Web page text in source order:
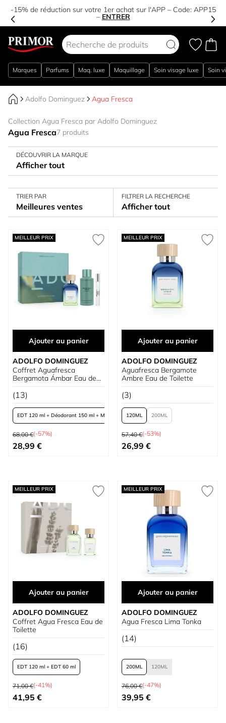
-15% de réduction sur votre 1er achat sur l'APP – Code: APP15
– ENTRER
Marques Parfums Maq. luxe Maquillage Soin visage luxe Soin
Adolfo Dominguez Agua Fresca
Collection Agua Fresca par Adolfo Dominguez
Agua Fresca7 produits
DÉCOUVRIR LA MARQUE
Afficher tout
TRIER PAR
Meilleures ventes
FILTRER LA RECHERCHE
Afficher tout
MEILLEUR PRIX
Ajouter au panier
ADOLFO DOMINGUEZ
Coffret Aguafresca
Bergamota Ámbar Eau de
Toilette
(13)
EDT 120 ml + Déodorant 150 ml + Mini
Prix normal
68,00 €(-57%)
À partir de
28,99 €
MEILLEUR PRIX
Ajouter au panier
ADOLFO DOMINGUEZ
Aguafresca Bergamote
Ambre Eau de Toilette
(3)
120 200
Prix normal
57,40 €(-53%)
À partir de
26,99 €
MEILLEUR PRIX
Ajouter au panier
ADOLFO DOMINGUEZ
Coffret Agua Fresca Eau de
Toilette
(16)
EDT 120 ml + EDT 60 ml
EDT 120 ml + Déodorant 150 ml + Mini
Prix normal
71,00 €(-41%)
À partir de
41,95 €
MEILLEUR PRIX
Ajouter au panier
ADOLFO DOMINGUEZ
Agua Fresca Lima Tonka
(14)
120
200
Prix normal
76,00 €(-47%)
À partir de
39,95 €